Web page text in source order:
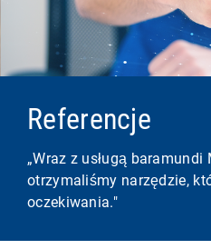
Referencje
„Wraz z usługą
otrzymaliśmy narzędzie,
oczekiwania."